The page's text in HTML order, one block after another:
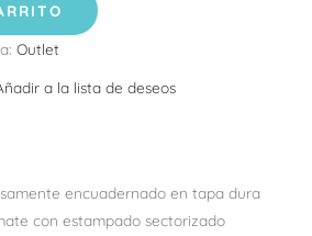
Outlet
a la lista de deseos
encuadernado en tapa dura
con estampado sectorizado